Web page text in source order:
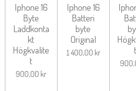
Iphone 16
Byte
Laddkonta
kt
Högkvalite
t
900,00 kr
Iphone 16
Batteri
byte
Original
1 400,00 kr
t